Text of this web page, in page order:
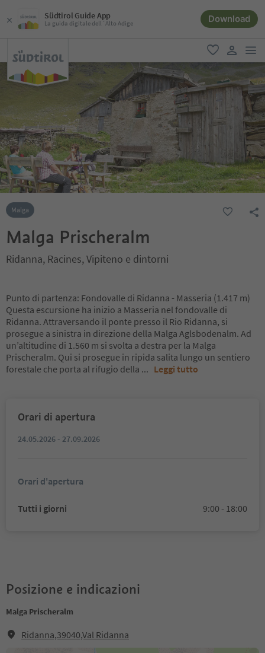
Südtirol Guide App
La guida digitale dell´Alto Adige Download
favoriti
user link
Malga
Malga Prischeralm
Ridanna, Racines, Vipiteno e dintorni
Punto di partenza: Fondovalle di Ridanna - Masseria (1.417 m)
Questa escursione ha inizio a Masseria nel fondovalle di
Ridanna. Attraversando il ponte presso il Rio Ridanna, si
prosegue a sinistra in direzione della Malga Aglsbodenalm. Ad
un’altitudine di 1.560 m si svolta a destra per la Malga
Prischeralm. Qui si prosegue in ripida salita lungo un sentiero
forestale che porta al rifugio della ... Leggi tutto
Orari di apertura
24.05.2026 - 27.09.2026
Orari d'apertura
Tutti i giorni 9:00 - 18:00
Posizione e indicazioni
Malga Prischeralm
Ridanna,39040,Val Ridanna